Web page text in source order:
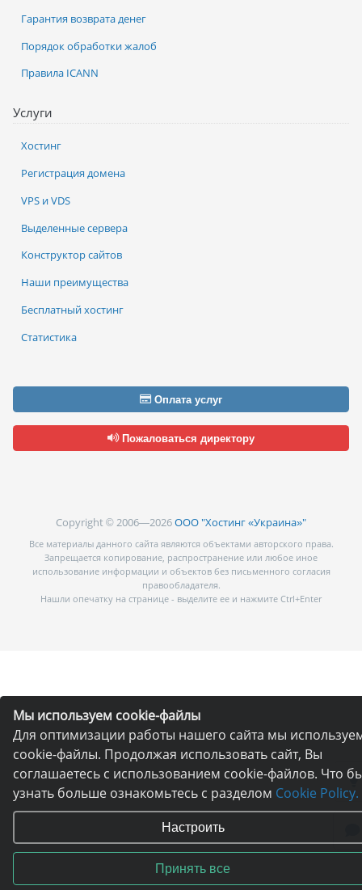
Мы используем cookie-файлы
Для оптимизации работы нашего сайта мы
cookie-файлы. Продолжая использовать сайт, Вы
соглашаетесь с использованием cookie-файлов. Что
узнать больше ознакомьтесь с разделом Cookie Policy.
Настроить
Принять все
Услуги
Хостинг
Регистрация домена
VPS и VDS
Выделенные сервера
Конструктор сайтов
Наши преимущества
Бесплатный хостинг
Статистика
Гарантия возврата денег
Порядок обработки жалоб
Правила ICANN
Оплата услуг
Пожаловаться директору
Copyright © 2006—2026ООО "Хостинг «Украина»"
Все материалы данного сайта являются объектами авторского права.
Запрещается копирование, распространение или любое иное
использование информации и объектов без письменного согласия
правообладателя.
Нашли опечатку на странице - выделите ее и нажмите Ctrl+Enter